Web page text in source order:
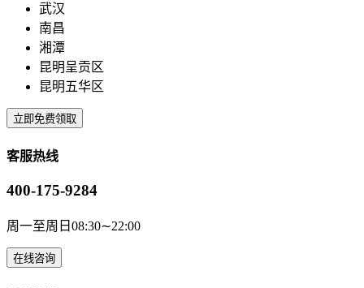
武汉
南昌
湘潭
昆明呈贡区
昆明五华区
立即免费领取
客服热线
400-175-9284
周一至周日08:30∼22:00
在线咨询